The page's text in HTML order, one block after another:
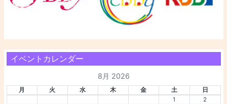
イベントカレンダー
8月 2026
月 火 水 木 金 土
日
1
2